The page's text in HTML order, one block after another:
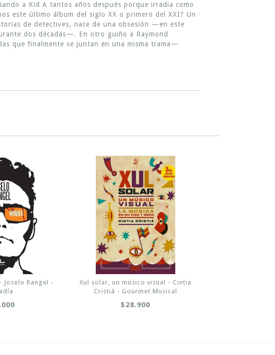
a Kid A tantos años después porque irradia como
este último álbum del siglo XX o primero del XXI? Un
de detectives, nace de una obsesión —en este
dos décadas—. En otro guiño a Raymond
que finalmente se juntan en una misma trama—
Joselo Rangel -
Xul solar, un músico visual - Cintia
Cristiá - Gourmet Musical
$28.900